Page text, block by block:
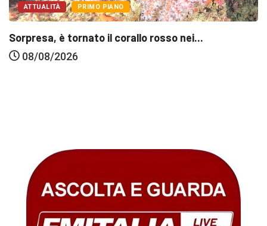
ATTUALITÀ PRIMO PIANO
Sorpresa, è tornato il corallo rosso nei...
08/08/2026